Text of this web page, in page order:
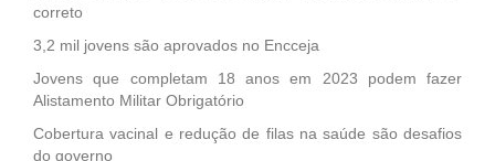
correto
3,2 mil jovens são aprovados no Encceja
Jovens que completam 18 anos em 2023 podem fazer
Alistamento Militar Obrigatório
Cobertura vacinal e redução de filas na saúde são desafios
do governo